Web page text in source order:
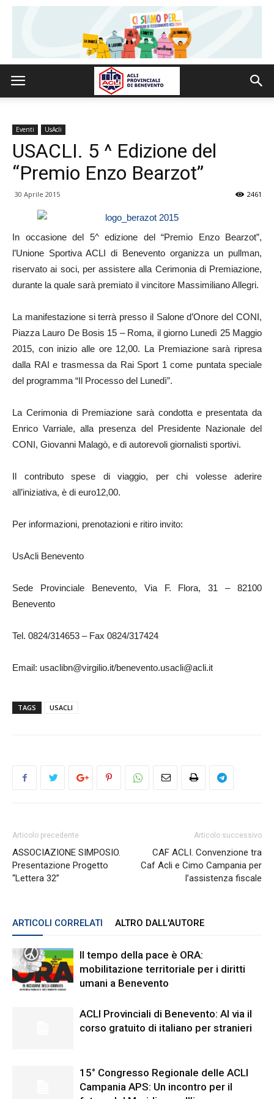
Eventi UsAcli
USACLI. 5 ^ Edizione del
“Premio Enzo Bearzot”
30 Aprile 2015 2461
In occasione del 5^ edizione del “Premio Enzo Bearzot”,
l’Unione Sportiva ACLI di Benevento organizza un pullman,
riservato ai soci, per assistere alla Cerimonia di Premiazione,
durante la quale sarà premiato il vincitore Massimiliano Allegri.
La manifestazione si terrà presso il Salone d’Onore del CONI,
Piazza Lauro De Bosis 15 – Roma, il giorno Lunedì 25 Maggio
2015, con inizio alle ore 12,00. La Premiazione sarà ripresa
dalla RAI e trasmessa da Rai Sport 1 come puntata speciale
del programma “Il Processo del Lunedì”.
La Cerimonia di Premiazione sarà condotta e presentata da
Enrico Varriale, alla presenza del Presidente Nazionale del
CONI, Giovanni Malagò, e di autorevoli giornalisti sportivi.
Il contributo spese di viaggio, per chi volesse aderire
all’iniziativa, è di euro12,00.
Per informazioni, prenotazioni e ritiro invito:
UsAcli Benevento
Sede Provinciale Benevento, Via F. Flora, 31 – 82100
Benevento
Tel. 0824/314653 – Fax 0824/317424
Email: usaclibn@virgilio.it/benevento.usacli@acli.it
TAGS USACLI
Articolo precedente
ASSOCIAZIONE SIMPOSIO.
Presentazione Progetto
“Lettera 32”
Articolo successivo
CAF ACLI. Convenzione tra
Caf Acli e Cimo Campania per
l’assistenza fiscale
ARTICOLI CORRELATI ALTRO DALL'AUTORE
Il tempo della pace è ORA:
mobilitazione territoriale per i diritti
umani a Benevento
ACLI Provinciali di Benevento: Al via il
corso gratuito di italiano per stranieri
15° Congresso Regionale delle ACLI
Campania APS: Un incontro per il